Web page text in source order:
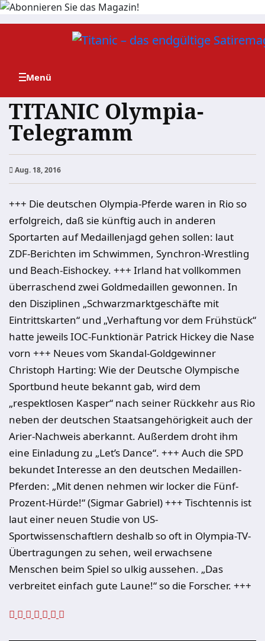
Zum
TITANIC Olympia-
Telegramm
Aug. 18, 2016
+++ Die deutschen Olympia-Pferde waren in Rio so
erfolgreich, daß sie künftig auch in anderen
Sportarten auf Medaillenjagd gehen sollen: laut
ZDF-Berichten im Schwimmen, Synchron-Wrestling
und Beach-Eishockey. +++ Irland hat vollkommen
überraschend zwei Goldmedaillen gewonnen. In
den Disziplinen „Schwarzmarktgeschäfte mit
Eintrittskarten“ und „Verhaftung vor dem Frühstück“
hatte jeweils IOC-Funktionär Patrick Hickey die Nase
vorn +++ Neues vom Skandal-Goldgewinner
Christoph Harting: Wie der Deutsche Olympische
Sportbund heute bekannt gab, wird dem
„respektlosen Kasper“ nach seiner Rückkehr aus Rio
neben der deutschen Staatsangehörigkeit auch der
Arier-Nachweis aberkannt. Außerdem droht ihm
eine Einladung zu „Let’s Dance“. +++ Auch die SPD
bekundet Interesse an den deutschen Medaillen-
Pferden: „Mit denen nehmen wir locker die Fünf-
Prozent-Hürde!“ (Sigmar Gabriel) +++ Tischtennis ist
laut einer neuen Studie von US-
Sportwissenschaftlern deshalb so oft in Olympia-TV-
Übertragungen zu sehen, weil erwachsene
Menschen beim Spiel so ulkig aussehen. „Das
verbreitet einfach gute Laune!“ so die Forscher. +++